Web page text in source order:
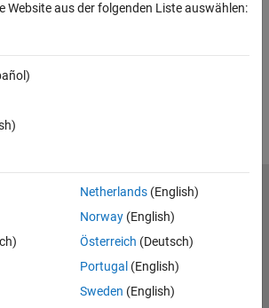
Website aus der folgenden Liste auswählen:
Netherlands(English)
Norway(English)
Österreich (Deutsch)
Portugal (English)
Sweden (English)
Datenschutz-Richtlinien
Status von Anwendungen
Inc.
Website auswählen
Deutschland